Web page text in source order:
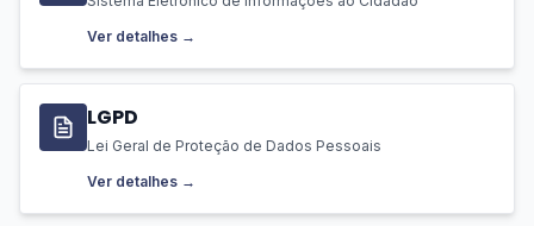
Ver detalhes →
LGPD
Lei Geral de Proteção de Dados Pessoais
Ver detalhes →